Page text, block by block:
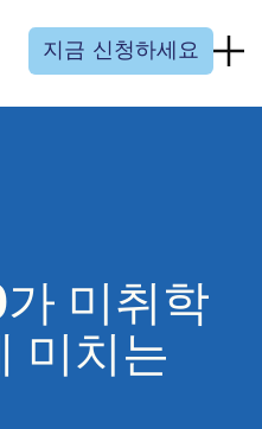
지금 신청하세요
미취학
미치는